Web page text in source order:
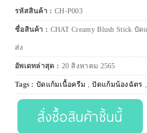
รหัสสินค้า : CH-P003
ชื่อสินค้า : CHAT Creamy Blush Stick
ส่ง
อัพเดทล่าสุด : 20 สิงหาคม 2565
Tags :ปัดแก้มเนื้อครีม ,ปัดแก้มน้องฉัตร ,
สั่งซื้อสินค้าชิ้นนี้